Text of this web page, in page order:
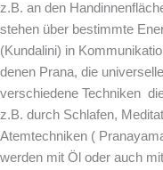
z.B. an den
stehen über bestimmte
(Kundalini) in
denen Prana, die
verschiedene Techniken
z.B. durch Schlafen,
Atemtechniken (
werden mit Öl oder auch